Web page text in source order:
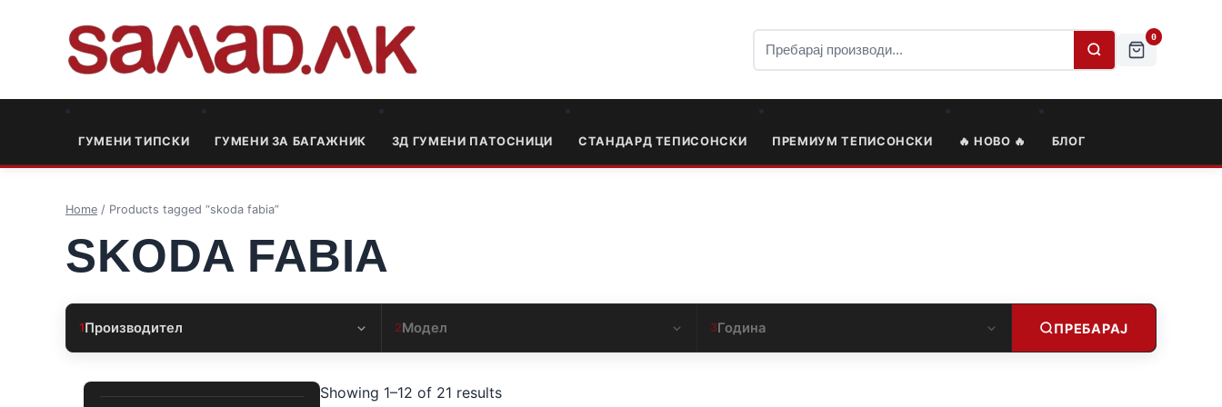
0
ГУМЕНИ ТИПСКИ ГУМЕНИ ЗА БАГАЖНИК 3Д ГУМЕНИ ПАТОСНИЦИ СТАНДАРД ТЕПИСОНСКИ ПРЕМИУМ ТЕПИСОНСКИ 🔥 НОВО 🔥 БЛОГ
Home / Products tagged “skoda fabia”
SKODA FABIA
1Производител 2Модел 3Година ПРЕБАРАЈ
Showing 1–12 of 21 results